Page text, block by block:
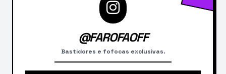
@FAROFAOFF
Bastidores e fofocas exclusivas.